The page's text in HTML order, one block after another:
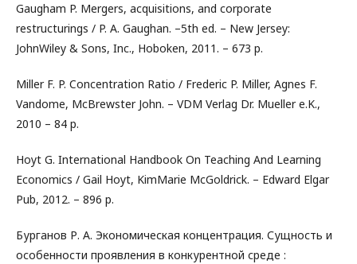
Gaugham P. Mergers, acquisitions, and corporate
restructurings / P. A. Gaughan. –5th ed. – New Jersey:
JohnWiley & Sons, Inc., Hoboken, 2011. – 673 p.
Miller F. P. Concentration Ratio / Frederic P. Miller, Agnes F.
Vandome, McBrewster John. – VDM Verlag Dr. Mueller e.K.,
2010 – 84 p.
Hoyt G. International Handbook On Teaching And Learning
Economics / Gail Hoyt, KimMarie McGoldrick. – Edward Elgar
Pub, 2012. – 896 p.
Бурганов Р. А. Экономическая концентрация. Сущность и
особенности проявления в конкурентной среде :